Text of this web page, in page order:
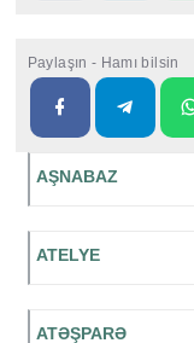
Paylaşın - Hamı bilsin
AŞNABAZ
ATELYE
ATƏŞPARƏ